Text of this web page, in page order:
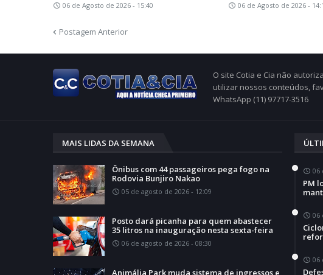
06 de Agosto de 2026 - 15:40 06 de Agosto de 2026 -
Postagem Anterior
O site Cotia e Cia não
utilizar nossos conteúdos,
WhatsApp (11) 97717-3516
MAIS LIDAS DA SEMANA
Ônibus com 44 passageiros pega fogo na
Rodovia Bunjiro Nakao
05 de agosto de 2026 - 12:09
Posto dará picanha para quem abastecer
35 litros na inauguração nesta sexta-feira
06 de agosto de 2026 - 08:30
06
PM
06
06